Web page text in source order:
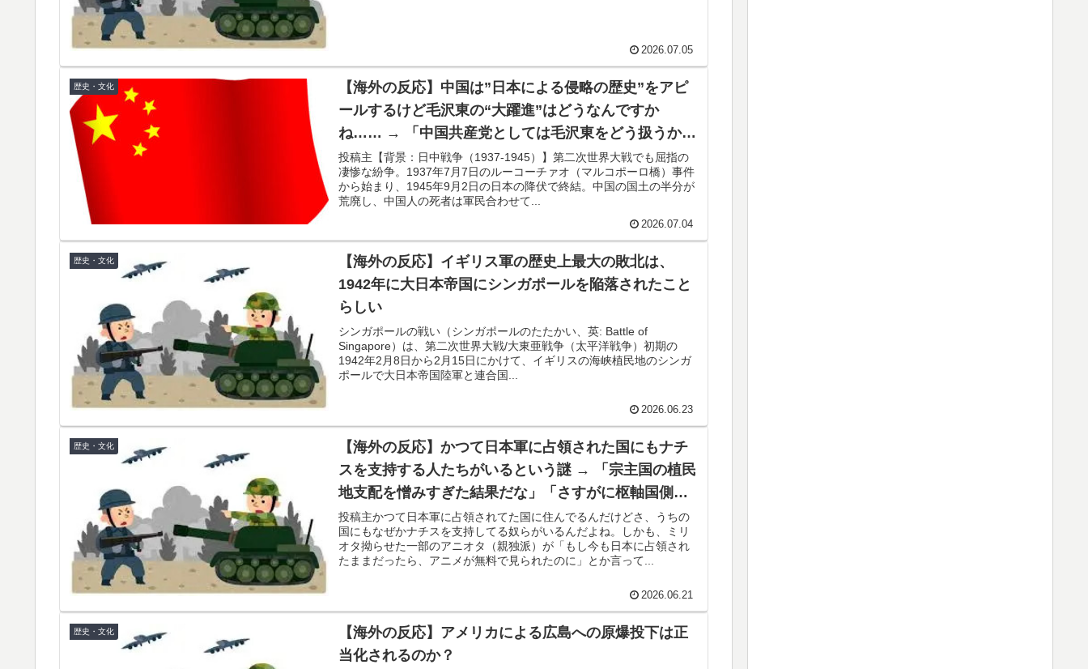
2026.07.05
歴史・文化
【海外の反応】中国は”日本による侵略の歴史”をアピ
ールするけど毛沢東の“大躍進”はどうなんですか
ね…… → 「中国共産党としては毛沢東をどう扱うか難
しいだろうな」「他人が罪を犯したとしても、他の誰
かの罪がなくなるわけじゃないぞ」
投稿主【背景：日中戦争（1937-1945）】第二次世界大戦でも屈指の
凄惨な紛争。1937年7月7日のルーコーチァオ（マルコポーロ橋）事件
から始まり、1945年9月2日の日本の降伏で終結。中国の国土の半分が
荒廃し、中国人の死者は軍民合わせて...
2026.07.04
歴史・文化
【海外の反応】イギリス軍の歴史上最大の敗北は、
1942年に大日本帝国にシンガポールを陥落されたこと
らしい
シンガポールの戦い（シンガポールのたたかい、英: Battle of
Singapore）は、第二次世界大戦/大東亜戦争（太平洋戦争）初期の
1942年2月8日から2月15日にかけて、イギリスの海峡植民地のシンガ
ポールで大日本帝国陸軍と連合国...
2026.06.23
歴史・文化
【海外の反応】かつて日本軍に占領された国にもナチ
スを支持する人たちがいるという謎 → 「宗主国の植民
地支配を憎みすぎた結果だな」「さすがに枢軸国側に
勝ってほしかったって人はさすがに多くないだろ」
投稿主かつて日本軍に占領されてた国に住んでるんだけどさ、うちの
国にもなぜかナチスを支持してる奴らがいるんだよね。しかも、ミリ
オタ拗らせた一部のアニオタ（親独派）が「もし今も日本に占領され
たままだったら、アニメが無料で見られたのに」とか言って...
2026.06.21
歴史・文化
【海外の反応】アメリカによる広島への原爆投下は正
当化されるのか？